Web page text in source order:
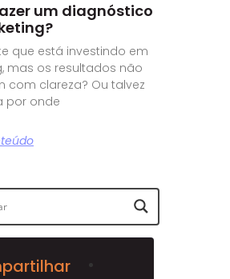
um diagnóstico
que está investindo em
mas os resultados não
com clareza? Ou talvez
por onde